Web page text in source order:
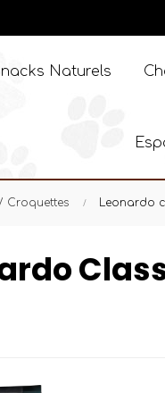
Naturels
Croquettes Leonardo